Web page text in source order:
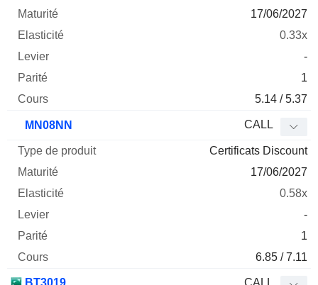
17/06/2027
0.33x
-
1
5.14 / 5.37
MN08NN CALL
Certificats Discount
17/06/2027
0.58x
-
1
6.85 / 7.11